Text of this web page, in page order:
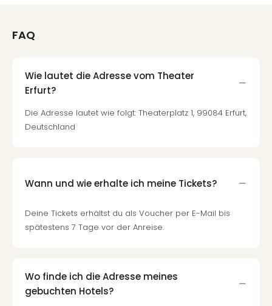
FAQ
Wie lautet die Adresse vom Theater
Erfurt?
Die Adresse lautet wie folgt: Theaterplatz 1, 99084 Erfurt,
Deutschland
Wann und wie erhalte ich meine Tickets?
Deine Tickets erhältst du als Voucher per E-Mail bis
spätestens 7 Tage vor der Anreise.
Wo finde ich die Adresse meines
gebuchten Hotels?